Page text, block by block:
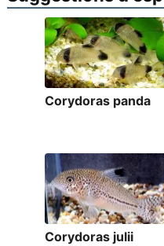
Corydoras panda
Corydoras julii